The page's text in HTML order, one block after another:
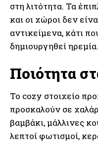
στη λιτότητα. Τα
και οι χώροι δεν
αντικείμενα, κάτι
δημιουργηθεί ηρεμία.
Ποιότητα
Το cozy στοιχείο
προσκαλούν σε
βαμβάκι, μάλλινες
λεπτοί φωτισμοί,